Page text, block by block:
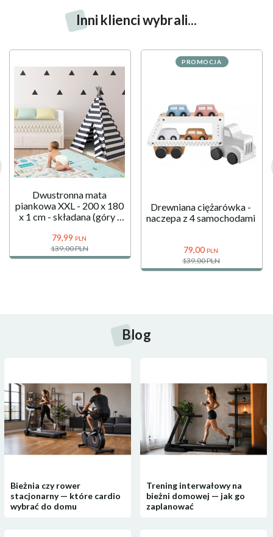
Inni klienci wybrali...
Dwustronna mata
piankowa XXL - 200 x 180
x 1 cm - składana (góry i
79,99 PLN
139,00 PLN
PROMOCJA
Drewniana ciężarówka -
naczepa z 4 samochodami
79,00 PLN
139,00 PLN
Blog
Bieżnia czy rower
stacjonarny — które cardio
wybrać do domu
Trening interwałowy na
bieżni domowej — jak go
zaplanować